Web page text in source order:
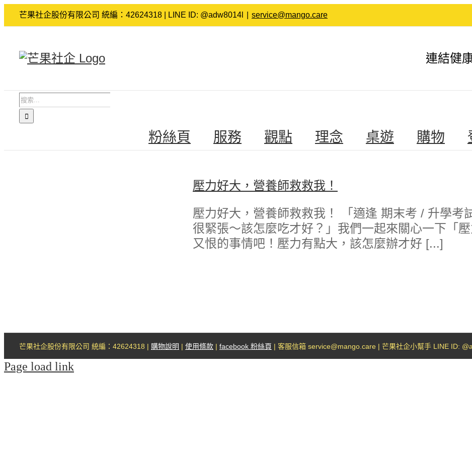
Skip
to
芒果社企股份有限公司 統編：42624318 | LINE ID: @adw8014l service@mango.care
連結健
搜
索
結
粉絲頁 服務 觀點 理念 桌遊 購物
壓力好大，營養師救救我！
壓力好大，營養師救救我！ 「適逢 ‪期末考‬ / ‪升學考
很緊張～該怎麼吃才好？」我們一起來關心一下「‪
又恨的事情吧！壓力有點大，該怎麼辦才好 [...]
芒果社企股份有限公司 統編：42624318 | 購物說明 | 使用條款 | facebook 粉絲頁 | 客服信箱 service@mango.care | 芒果社企小幫手 LINE ID:
Page load link